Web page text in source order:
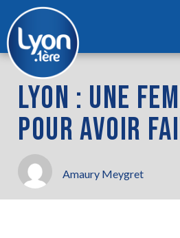
LYON : UNE
POUR AVOIR
Amaury Meygret